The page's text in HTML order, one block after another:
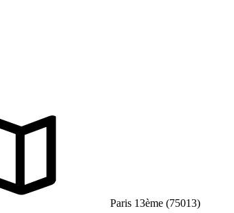
Paris 13ème (75013)